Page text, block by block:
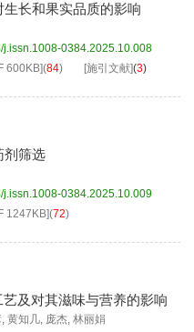
长和果实品质的影响
j.issn.1008-0384.2025.10.008
600KB](84) [施引文献](3)
剂筛选
j.issn.1008-0384.2025.10.009
1247KB](72)
及对其滋味与营养的影响
, 黄知几, 庞杰, 林丽娟